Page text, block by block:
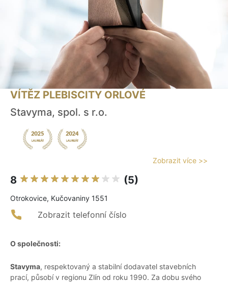
VÍTĚZ PLEBISCITY ORLOVÉ
Stavyma, spol. s r.o.
Zobrazit více >>
8 (5)
Otrokovice, Kučovaniny 1551
Zobrazit telefonní číslo
O společnosti:
Stavyma, respektovaný a stabilní dodavatel stavebních
prací, působí v regionu Zlín od roku 1990. Za dobu svého